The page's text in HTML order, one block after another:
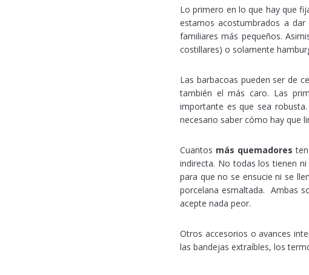
Lo primero en lo que hay que
estamos acostumbrados a
familiares más pequeños.
costillares) o solamente
Las barbacoas pueden ser de
también el más caro. Las
importante es que sea
necesario saber cómo hay que
Cuantos más quemadores
indirecta. No todas los tienen
para que no se ensucie ni se
porcelana esmaltada. Ambas
acepte nada peor.
Otros accesorios o avances
las bandejas extraíbles, los